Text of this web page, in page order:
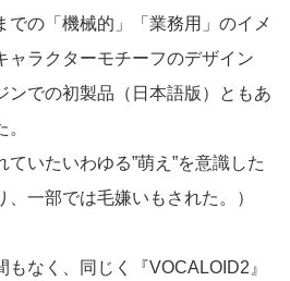
での「機械的」「業務用」のイメ
ャラクターモチーフのデザイン
ンでの初製品（日本語版）ともあ
ていたいわゆる”萌え”を意識した
一部では毛嫌いもされた。）
もなく、同じく『VOCALOID2』